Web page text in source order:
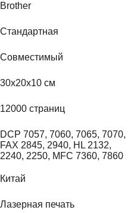
Brother
Стандартная
Совместимый
30x20x10 см
12000 страниц
DCP 7057, 7060, 7065, 7070,
FAX 2845, 2940, HL 2132,
2240, 2250, MFC 7360, 7860
Китай
Лазерная печать